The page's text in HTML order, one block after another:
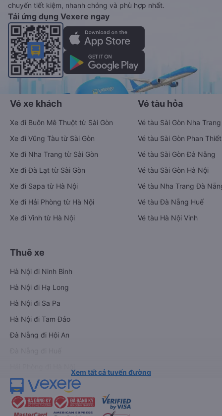
chuyển tiết kiệm, nhanh chóng và phù hợp nhất.
Tải ứng dụng Vexere ngay
Vé xe khách
Xe đi Buôn Mê Thuột từ Sài Gòn
Xe đi Vũng Tàu từ Sài Gòn
Xe đi Nha Trang từ Sài Gòn
Xe đi Đà Lạt từ Sài Gòn
Xe đi Sapa từ Hà Nội
Xe đi Hải Phòng từ Hà Nội
Xe đi Vinh từ Hà Nội
Vé tàu hỏa
Vé tàu Sài Gòn Nha Trang
Vé tàu Sài Gòn Phan Thiết
Vé tàu Sài Gòn Đà Nẵng
Vé tàu Sài Gòn Hà Nội
Vé tàu Nha Trang Đà
Vé tàu Đà Nẵng Huế
Vé tàu Hà Nội Vinh
Thuê xe
Hà Nội đi Ninh Bình
Hà Nội đi Hạ Long
Hà Nội đi Sa Pa
Hà Nội đi Tam Đảo
Đà Nẵng đi Hội An
Xem tất cả tuyến đường